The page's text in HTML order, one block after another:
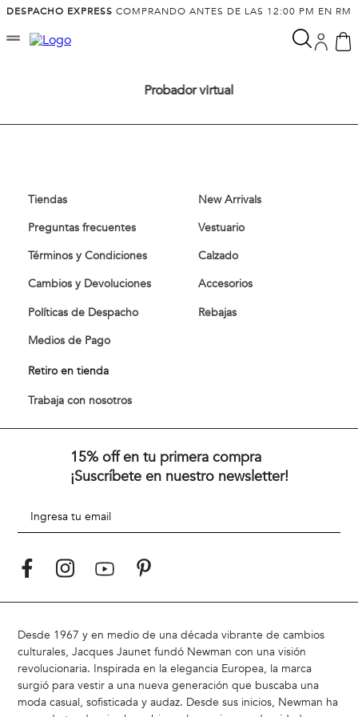
DESPACHO EXPRESS COMPRANDO ANTES DE LAS 12:00 PM EN RM
Probador virtual
Tiendas
Preguntas frecuentes
Términos y Condiciones
Cambios y Devoluciones
Políticas de Despacho
Medios de Pago
Retiro en tienda
Trabaja con nosotros
New Arrivals
Vestuario
Calzado
Accesorios
Rebajas
15% off en tu primera compra
¡Suscríbete en nuestro newsletter!
Desde 1967 y en medio de una década vibrante de cambios
culturales, Jacques Jaunet fundó Newman con una visión
revolucionaria. Inspirada en la elegancia Europea, la marca
surgió para vestir a una nueva generación que buscaba una
moda casual, sofisticada y audaz. Desde sus inicios, Newman ha